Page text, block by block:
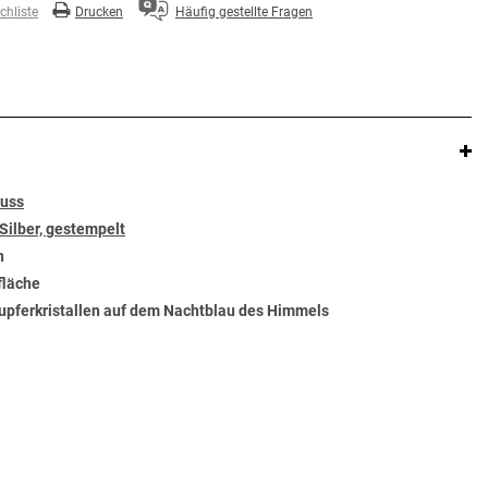
Drucken Häufig gestellte Fragen
gestempelt
auf dem Nachtblau des Himmels